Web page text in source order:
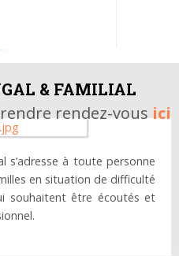
rendez-vousici
& FAMILIAL
s’adresse à toute personne
en situation de difficulté
souhaitent être écoutés et